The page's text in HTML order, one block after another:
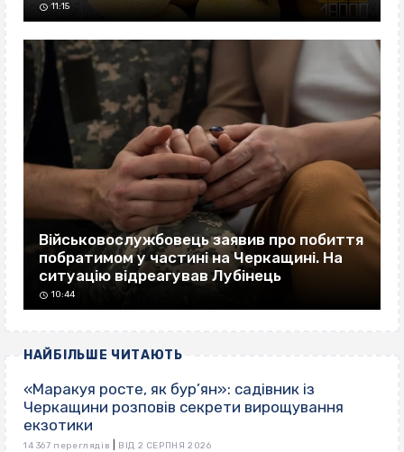
11:15
Військовослужбовець заявив про побиття
побратимом у частині на Черкащині. На
ситуацію відреагував Лубінець
10:44
НАЙБІЛЬШЕ ЧИТАЮТЬ
«Маракуя росте, як бур’ян»: садівник із
Черкащини розповів секрети вирощування
екзотики
14 367 переглядів ВІД 2 СЕРПНЯ 2026